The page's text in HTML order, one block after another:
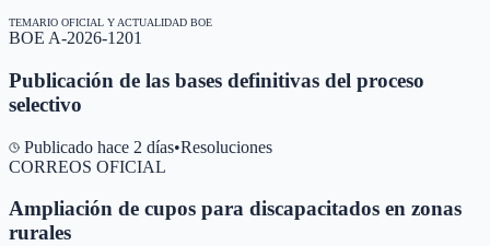
TEMARIO OFICIAL Y ACTUALIDAD BOE
BOE A-2026-1201
Publicación de las bases definitivas del proceso
selectivo
Publicado hace 2 días•Resoluciones
CORREOS OFICIAL
Ampliación de cupos para discapacitados en zonas
rurales